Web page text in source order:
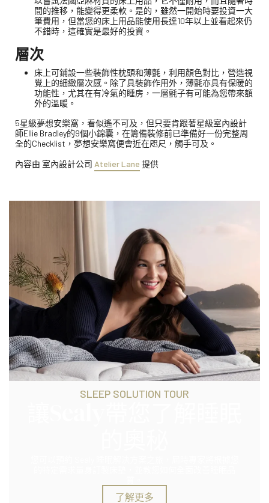
間的推移，能變得更柔軟。是的，雖然一開始時要投資一大
筆費用，但當您的床上用品能使用長達10年以上並看起來仍
不錯時，這確實是最好的投資。
層次
床上可鋪設一些裝飾性枕頭和薄氈，利用顏色對比，營造視
覺上的細緻層次感。除了具裝飾作用外，薄氈亦具有保暖的
功能性，尤其在有冷氣的睡房，一層氈子有可能為您帶來額
外的溫暖。
5星級夢想安樂窩，看似遙不可及，但只要肯跟著星級室內設計
師Ellie Bradley的9個小錦囊，在籌備裝修前已準備好一份完整周
全的Checklist，夢想安樂窩便會近在咫尺，觸手可及。
內容由 室內設計公司 Atelier Lane 提供
SLEEP SOLUTION TOUR​​
了解更多